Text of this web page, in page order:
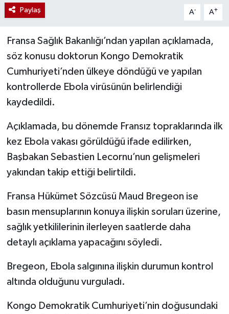
Paylaş A- A+
Fransa Sağlık Bakanlığı’ndan yapılan açıklamada,
söz konusu doktorun Kongo Demokratik
Cumhuriyeti’nden ülkeye döndüğü ve yapılan
kontrollerde Ebola virüsünün belirlendiği
kaydedildi.
Açıklamada, bu dönemde Fransız topraklarında ilk
kez Ebola vakası görüldüğü ifade edilirken,
Başbakan Sebastien Lecornu’nun gelişmeleri
yakından takip ettiği belirtildi.
Fransa Hükümet Sözcüsü Maud Bregeon ise
basın mensuplarının konuya ilişkin soruları üzerine,
sağlık yetkililerinin ilerleyen saatlerde daha
detaylı açıklama yapacağını söyledi.
Bregeon, Ebola salgınına ilişkin durumun kontrol
altında olduğunu vurguladı.
Kongo Demokratik Cumhuriyeti’nin doğusundaki